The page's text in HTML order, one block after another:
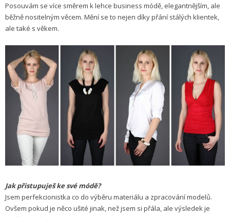
Posouvám se více směrem k lehce business módě, elegantnějším, ale
běžně nositelným věcem. Mění se to nejen díky přání stálých klientek,
ale také s věkem.
Jak přistupuješ ke své módě?
Jsem perfekcionistka co do výběru materiálu a zpracování modelů.
Ovšem pokud je něco ušité jinak, než jsem si přála, ale výsledek je